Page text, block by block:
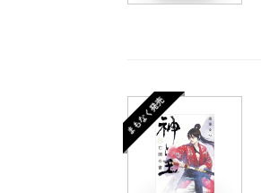
まもなく発売